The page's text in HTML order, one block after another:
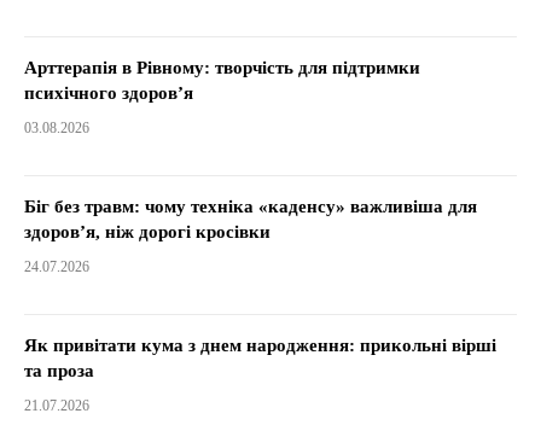
Арттерапія в Рівному: творчість для підтримки
психічного здоров’я
03.08.2026
Біг без травм: чому техніка «каденсу» важливіша для
здоров’я, ніж дорогі кросівки
24.07.2026
Як привітати кума з днем народження: прикольні вірші
та проза
21.07.2026